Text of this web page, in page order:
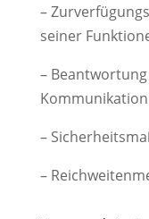
–
seiner
–
–
–